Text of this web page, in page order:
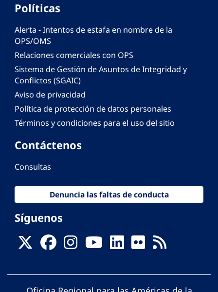
Políticas
Alerta - Intentos de estafa en nombre de la
OPS/OMS
Relaciones comerciales con OPS
Sistema de Gestión de Asuntos de Integridad y
Conflictos (SGAIC)
Aviso de privacidad
Política de protección de datos personales
Términos y condiciones para el uso del sitio
Contáctenos
Consultas
Denuncia las faltas de conducta
Síguenos